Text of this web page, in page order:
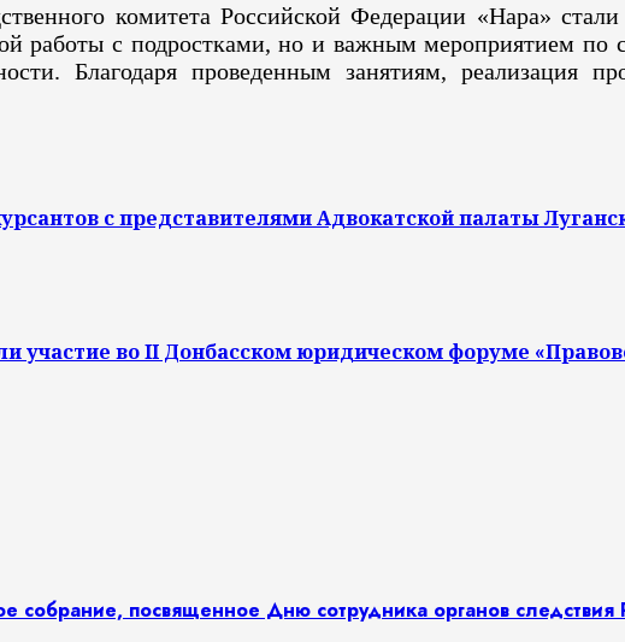
комитета Российской Федерации «Нара»
работы с подростками, но и важным мероприятием по
Благодаря проведенным занятиям, реализация
с представителями Адвокатской палаты
участие во II Донбасском юридическом форуме
собрание, посвященное Дню сотрудника органов